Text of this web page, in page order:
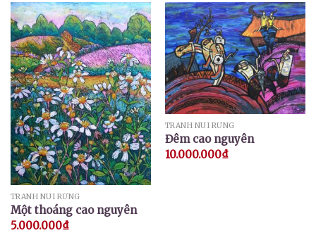
TRANH NÚI RỪNG
Một thoáng cao nguyên
5.000.000₫
TRANH NÚI RỪNG
Đêm cao nguyên
10.000.000₫